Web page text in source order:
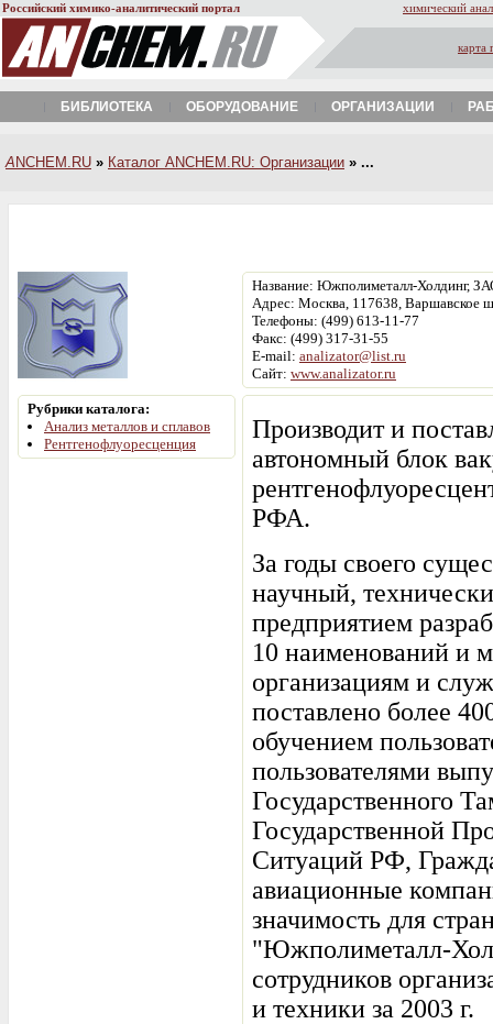
Российский химико-аналитический портал химический
карта
БИБЛИОТЕКА ОБОРУДОВАНИЕ ОРГАНИЗАЦИИ
A NCHEM.RU » Каталог ANCHEM.RU: Организации » ...
Название: Южполиметалл-Холдинг,
Адрес: Москва, 117638, Варшавское
Телефоны: (499) 613-11-77
Факс: (499) 317-31-55
E-mail: analizator@list.ru
Сайт: www.analizator.ru
Рубрики каталога:
Анализ металлов и сплавов
Рентгенофлуоресценция
Производит и
автономный блок
РФА.
За годы своего
научный,
предприятием
10 наименований и
организациям и
поставлено более
обучением
пользователями
Государственного
Государственной
Ситуаций РФ,
авиационные
значимость для
"Южполиметалл-
сотрудников
и техники за 2003 г.